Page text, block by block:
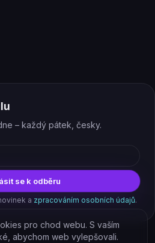
– každý pátek, česky.
se k odběru
a zpracováním osobních údajů.
pro chod webu. S vaším
abychom web vylepšovali.